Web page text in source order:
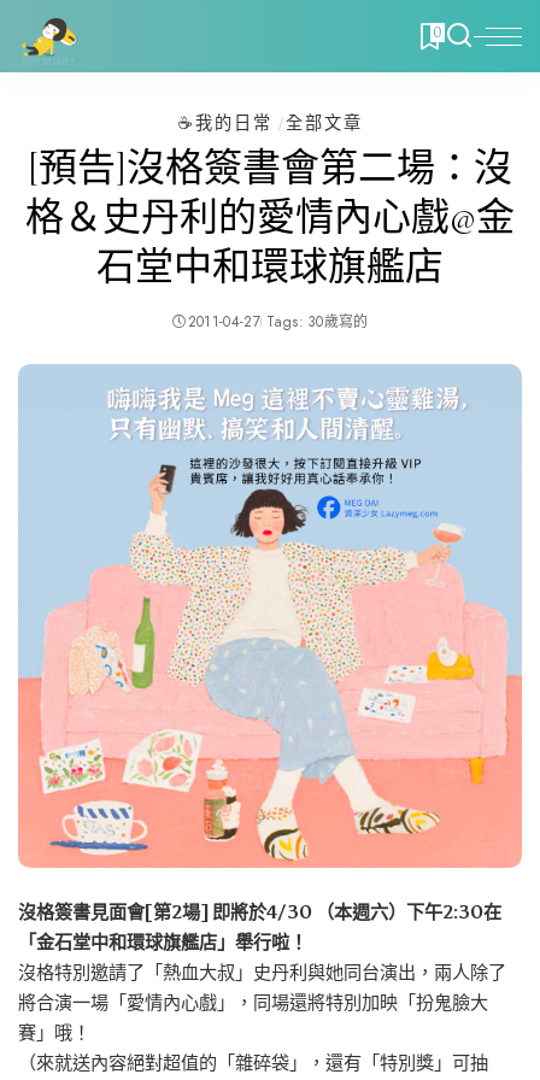
0
☕️我的日常 全部文章
[預告]沒格簽書會第二場：沒
格＆史丹利的愛情內心戲@金
石堂中和環球旗艦店
2011-04-27 Tags: 30歲寫的
沒格簽書見面會[第2場] 即將於4/30 （本週六）下午2:30在
「金石堂中和環球旗艦店」舉行啦！
沒格特別邀請了「熱血大叔」史丹利與她同台演出，兩人除了
將合演一場「愛情內心戲」，同場還將特別加映「扮鬼臉大
賽」哦！
（來就送內容絕對超值的「雜碎袋」，還有「特別獎」可抽